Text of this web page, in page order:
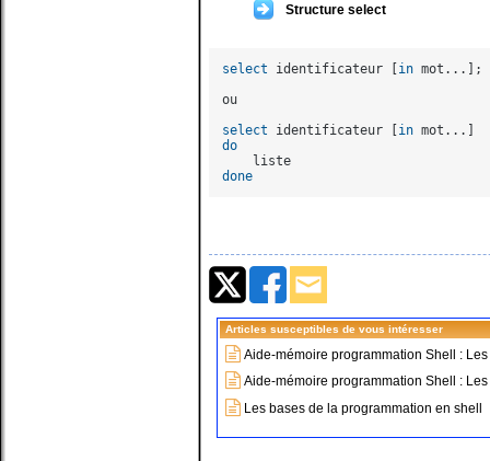
Structure select
select identificateur [in mot...];
ou
select identificateur [in
do
done
Articles susceptibles de vous intéresser
Aide-mémoire programmation Shell :
Aide-mémoire programmation Shell :
Les bases de la programmation en shell